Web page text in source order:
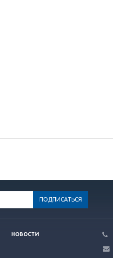
НОВОСТИ